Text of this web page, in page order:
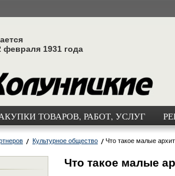
февраля 1931 года
ТОВАРОВ, РАБОТ, УСЛУГ
Культурное общество Что такое малые
Что такое малые